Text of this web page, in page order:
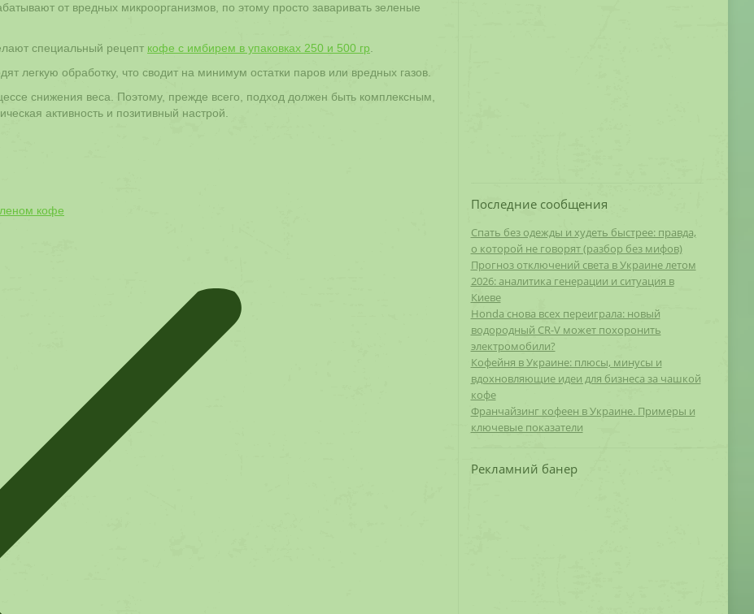
от вредных микроорганизмов, по этому просто заваривать зеленые
специальный рецепт кофе с имбирем в упаковках 250 и 500 гр
легкую обработку, что сводит на минимум остатки паров или вредных газов.
снижения веса. Поэтому, прежде всего, подход должен быть комплексным,
активность и позитивный настрой.
кофе Последние сообщения
Спать без одежды и худеть быстрее: правда,
о которой не говорят (разбор без мифов)
Прогноз отключений света в Украине летом
2026: аналитика генерации и ситуация в
Киеве
Honda снова всех переиграла: новый
водородный CR-V может похоронить
электромобили?
Кофейня в Украине: плюсы, минусы и
вдохновляющие идеи для бизнеса за чашкой
кофе
Франчайзинг кофеен в Украине. Примеры и
ключевые показатели
Рекламний банер